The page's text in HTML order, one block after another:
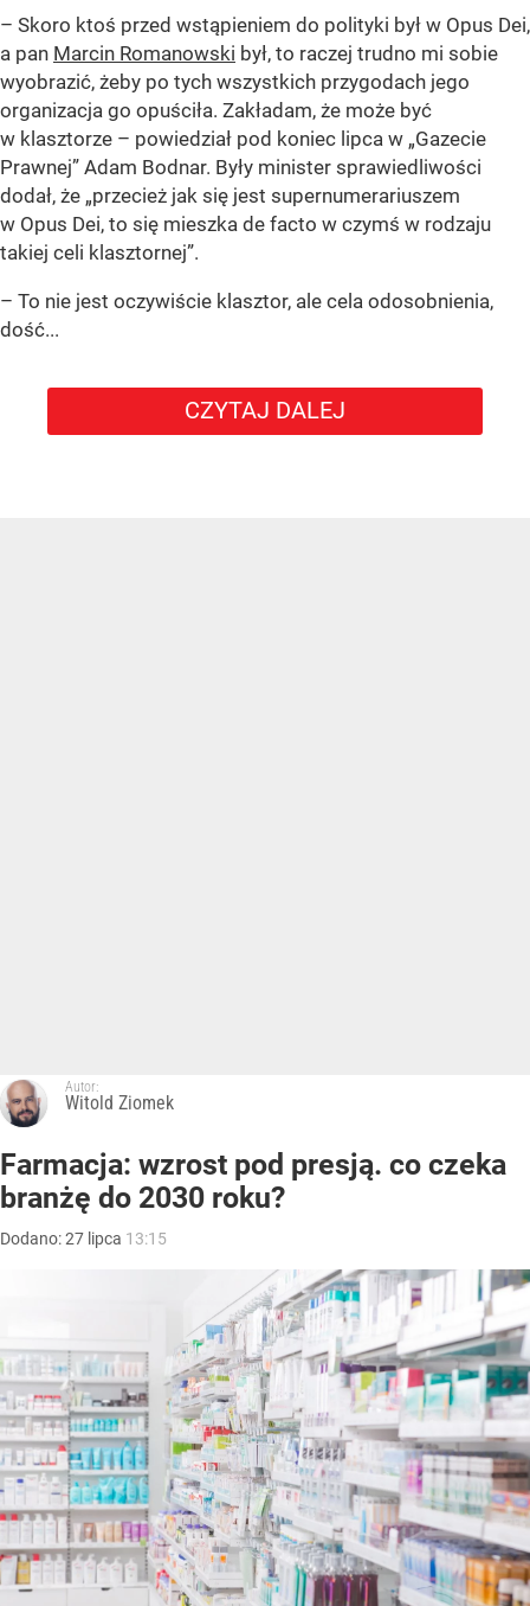
– Skoro ktoś przed wstąpieniem do polityki był w Opus Dei,
a pan Marcin Romanowski był, to raczej trudno mi sobie
wyobrazić, żeby po tych wszystkich przygodach jego
organizacja go opuściła. Zakładam, że może być
w klasztorze – powiedział pod koniec lipca w „Gazecie
Prawnej” Adam Bodnar. Były minister sprawiedliwości
dodał, że „przecież jak się jest supernumerariuszem
w Opus Dei, to się mieszka de facto w czymś w rodzaju
takiej celi klasztornej”.
– To nie jest oczywiście klasztor, ale cela odosobnienia,
dość...
CZYTAJ DALEJ
Autor:
Witold Ziomek
Farmacja: wzrost pod presją. co czeka
branżę do 2030 roku?
Dodano:27 lipca 13:15